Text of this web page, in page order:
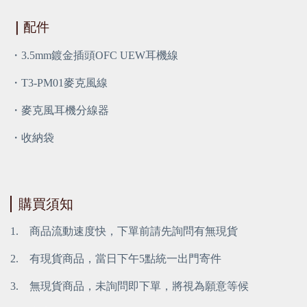
配件
・3.5mm鍍金插頭OFC UEW耳機線
・T3-PM01麥克風線
・麥克風耳機分線器
・收納袋
購買須知
1. 商品流動速度快，下單前請先詢問有無現貨
2. 有現貨商品，當日下午5點統一出門寄件
3. 無現貨商品，未詢問即下單，將視為願意等候